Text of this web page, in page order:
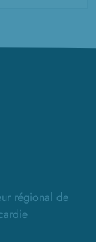
régional de